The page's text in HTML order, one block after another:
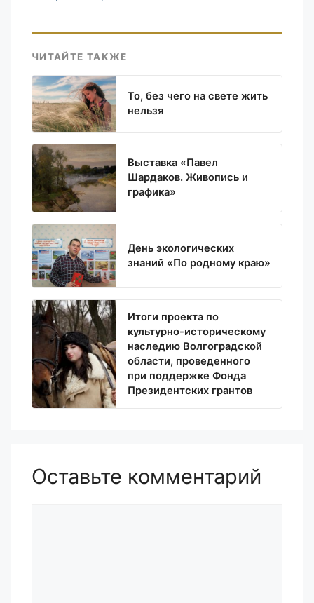
ЧИТАЙТЕ ТАКЖЕ
То, без чего на свете жить
нельзя
Выставка «Павел
Шардаков. Живопись и
графика»
День экологических
знаний «По родному краю»
Итоги проекта по
культурно-историческому
наследию Волгоградской
области, проведенного
при поддержке Фонда
Президентских грантов
Оставьте комментарий